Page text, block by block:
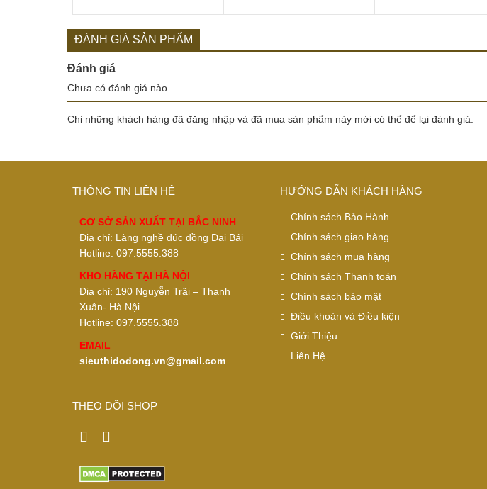
ĐÁNH GIÁ SẢN PHẨM
Đánh giá
Chưa có đánh giá nào.
Chỉ những khách hàng đã đăng nhập và đã mua sản phẩm này mới có thể để lại đánh giá.
THÔNG TIN LIÊN HỆ
CƠ SỞ SẢN XUẤT TẠI BẮC NINH
Địa chỉ: Làng nghề đúc đồng Đại Bái
Hotline: 097.5555.388
KHO HÀNG TẠI HÀ NỘI
Địa chỉ: 190 Nguyễn Trãi – Thanh
Xuân- Hà Nội
Hotline: 097.5555.388
EMAIL
sieuthidodong.vn@gmail.com
THEO DÕI SHOP
HƯỚNG DẪN KHÁCH HÀNG
Chính sách Bảo Hành
Chính sách giao hàng
Chính sách mua hàng
Chính sách Thanh toán
Chính sách bảo mật
Điều khoản và Điều kiện
Giới Thiệu
Liên Hệ